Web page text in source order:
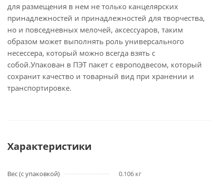
для размещения в нем не только канцелярских
принадлежностей и принадлежностей для творчества,
но и повседневных мелочей, аксессуаров, таким
образом может выполнять роль универсального
несессера, который можно всегда взять с
собой.Упакован в ПЭТ пакет с европодвесом, который
сохранит качество и товарный вид при хранении и
транспортировке.
Характеристики
Вес (с упаковкой) 0.106 кг